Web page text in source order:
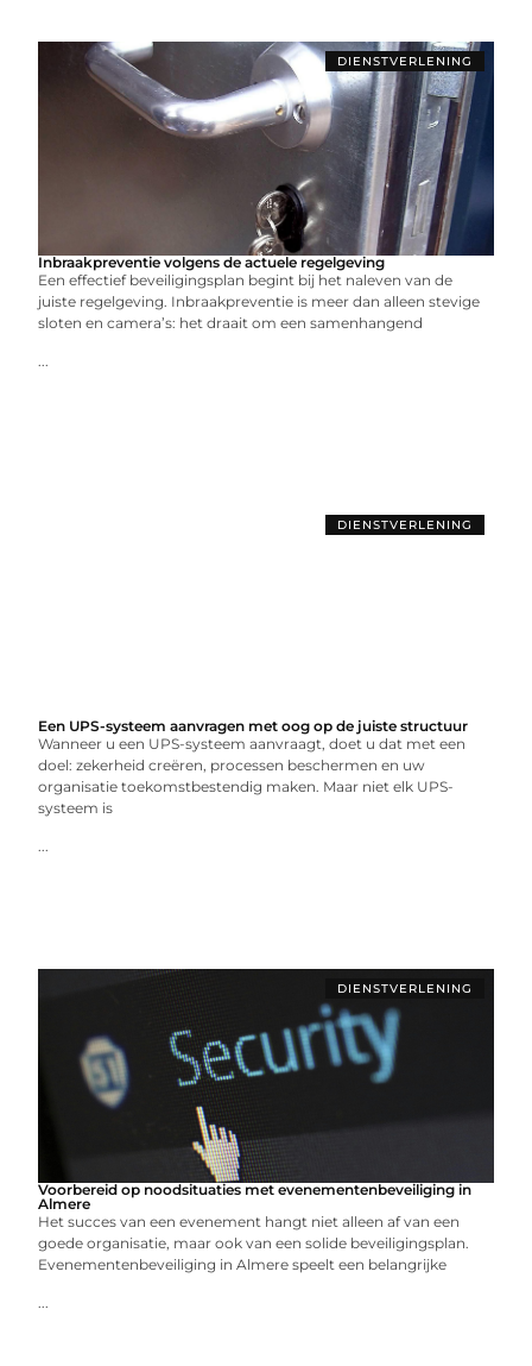
DIENSTVERLENING
Inbraakpreventie volgens de actuele regelgeving
Een effectief beveiligingsplan begint bij het naleven van de
juiste regelgeving. Inbraakpreventie is meer dan alleen stevige
sloten en camera’s: het draait om een samenhangend
...
DIENSTVERLENING
Een UPS-systeem aanvragen met oog op de juiste structuur
Wanneer u een UPS-systeem aanvraagt, doet u dat met een
doel: zekerheid creëren, processen beschermen en uw
organisatie toekomstbestendig maken. Maar niet elk UPS-
systeem is
...
DIENSTVERLENING
Voorbereid op noodsituaties met evenementenbeveiliging in
Almere
Het succes van een evenement hangt niet alleen af van een
goede organisatie, maar ook van een solide beveiligingsplan.
Evenementenbeveiliging in Almere speelt een belangrijke
...